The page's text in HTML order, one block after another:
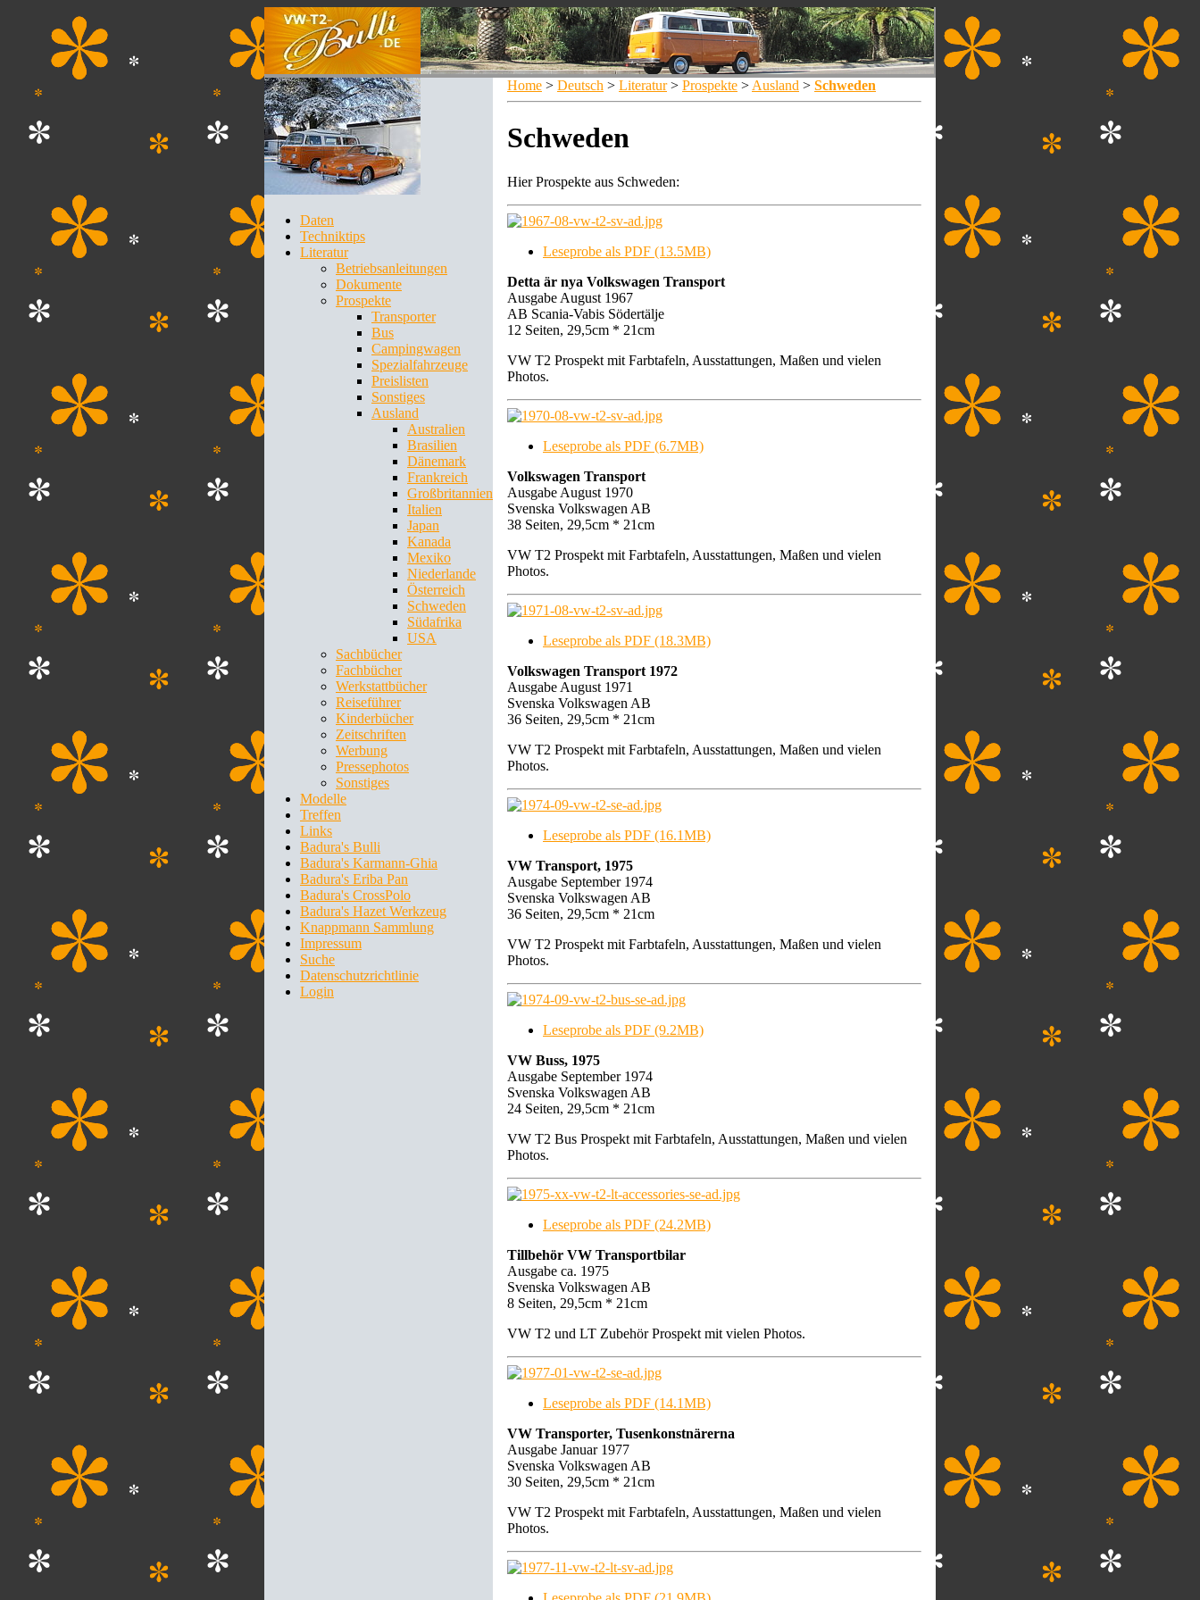
Daten
Techniktips
Literatur
Betriebsanleitungen
Dokumente
Prospekte
Transporter
Bus
Campingwagen
Spezialfahrzeuge
Preislisten
Sonstiges
Ausland
Australien
Brasilien
Dänemark
Frankreich
Großbritannien
Italien
Japan
Kanada
Mexiko
Niederlande
Österreich
Schweden
Südafrika
USA
Sachbücher
Fachbücher
Werkstattbücher
Reiseführer
Kinderbücher
Zeitschriften
Werbung
Pressephotos
Sonstiges
Modelle
Treffen
Links
Badura's Bulli
Badura's Karmann-Ghia
Badura's Eriba Pan
Badura's CrossPolo
Badura's Hazet Werkzeug
Knappmann Sammlung
Impressum
Suche
Datenschutzrichtlinie
Login
Home > Deutsch > Literatur > Prospekte > Ausland > Schweden
Schweden
Hier Prospekte aus Schweden:
Leseprobe als PDF (13.5MB)
Detta är nya Volkswagen Transport
Ausgabe August 1967
AB Scania-Vabis Södertälje
12 Seiten, 29,5cm * 21cm
VW T2 Prospekt mit Farbtafeln, Ausstattungen, Maßen und vielen
Photos.
Leseprobe als PDF (6.7MB)
Volkswagen Transport
Ausgabe August 1970
Svenska Volkswagen AB
38 Seiten, 29,5cm * 21cm
VW T2 Prospekt mit Farbtafeln, Ausstattungen, Maßen und vielen
Photos.
Leseprobe als PDF (18.3MB)
Volkswagen Transport 1972
Ausgabe August 1971
Svenska Volkswagen AB
36 Seiten, 29,5cm * 21cm
VW T2 Prospekt mit Farbtafeln, Ausstattungen, Maßen und vielen
Photos.
Leseprobe als PDF (16.1MB)
VW Transport, 1975
Ausgabe September 1974
Svenska Volkswagen AB
36 Seiten, 29,5cm * 21cm
VW T2 Prospekt mit Farbtafeln, Ausstattungen, Maßen und vielen
Photos.
Leseprobe als PDF (9.2MB)
VW Buss, 1975
Ausgabe September 1974
Svenska Volkswagen AB
24 Seiten, 29,5cm * 21cm
VW T2 Bus Prospekt mit Farbtafeln, Ausstattungen, Maßen und vielen
Photos.
Leseprobe als PDF (24.2MB)
Tillbehör VW Transportbilar
Ausgabe ca. 1975
Svenska Volkswagen AB
8 Seiten, 29,5cm * 21cm
VW T2 und LT Zubehör Prospekt mit vielen Photos.
Leseprobe als PDF (14.1MB)
VW Transporter, Tusenkonstnärerna
Ausgabe Januar 1977
Svenska Volkswagen AB
30 Seiten, 29,5cm * 21cm
VW T2 Prospekt mit Farbtafeln, Ausstattungen, Maßen und vielen
Photos.